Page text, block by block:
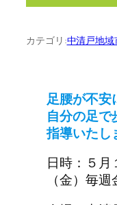
カテゴリ:中清戸地
足腰が不安
自分の足で
指導いたし
日時：５月
（金）毎